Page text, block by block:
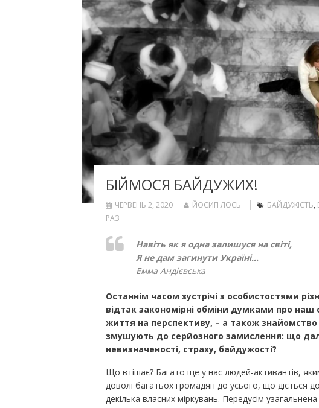
БІЙМОСЯ БАЙДУЖИХ!
ЧЕРВЕНЬ 2, 2020 ЙОСИП ЛОСЬ БАЙДУЖІСТЬ,
РАЗ
Навіть як я одна залишуся на світі,
Я не дам загинути Україні…
Емма Андієвська
Останнім часом зустрічі з особистостями
відтак закономірні обміни думками про наш
життя на перспективу, – а також
змушують до серйозного замислення: що
невизначеності, страху, байдужості?
Що втішає? Багато ще у нас людей-активантів,
доволі багатьох громадян до усього, що діється
декілька власних міркувань. Передусім